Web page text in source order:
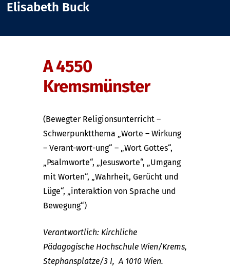
Elisabeth Buck
A 4550
Kremsmünster
(Bewegter Religionsunterricht –
Schwerpunktthema „Worte – Wirkung
– Verant-wort-ung“ – „Wort Gottes“,
„Psalmworte“, „Jesusworte“, „Umgang
mit Worten“, „Wahrheit, Gerücht und
Lüge“, „interaktion von Sprache und
Bewegung“)
Verantwortlich: Kirchliche
Pädagogische Hochschule Wien/Krems,
Stephansplatze/3 I, A 1010 Wien.